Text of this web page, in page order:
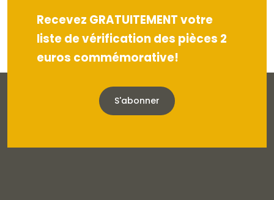
Recevez GRATUITEMENT votre
liste de vérification des pièces 2
euros commémorative!
S'abonner